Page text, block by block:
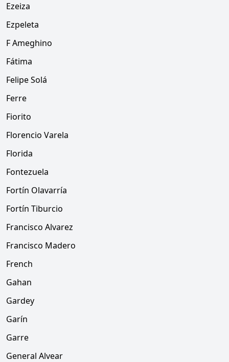
Ezeiza
Ezpeleta
F Ameghino
Fátima
Felipe Solá
Ferre
Fiorito
Florencio Varela
Florida
Fontezuela
Fortín Olavarría
Fortín Tiburcio
Francisco Alvarez
Francisco Madero
French
Gahan
Gardey
Garín
Garre
General Alvear